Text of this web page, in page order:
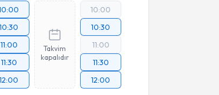
10:30
11:00
11:30
12:00
Takvim
kapalıdır
10:00
10:30
11:00
11:30
12:00